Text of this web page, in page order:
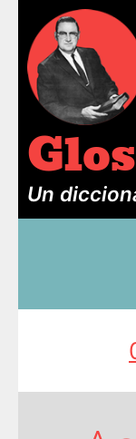
Un